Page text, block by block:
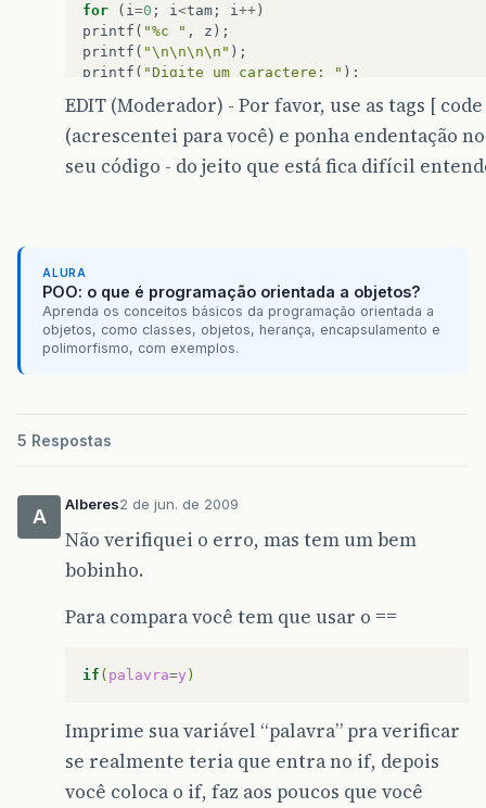
for
( i=0 ; i<tam ; i++ )
printf ( "%c " , z );
printf ( "\n\n\n\n" );
printf ( "Digite um caractere: " );
scanf
"%c" palavra
if( palavra!=getch
())
printf("A palavra nao contem este caracter\n"
else
{
getchar
getchar ();
}
EDIT (Moderador) - Por favor, use as tags [
(acrescentei para você) e ponha endentação no
seu código - do jeito que está fica difícil
ALURA
POO: o que é programação orientada a objetos?
Aprenda os conceitos básicos da programação orientada a
objetos, como classes, objetos, herança, encapsulamento e
polimorfismo, com exemplos.
5 Respostas
A
Alberes2 de jun. de 2009
Não verifiquei o erro, mas tem um bem
bobinho.
Para compara você tem que usar o ==
if ( palavra=y )
Imprime sua variável “palavra” pra verificar
se realmente teria que entra no if, depois
você coloca o if, faz aos poucos que você